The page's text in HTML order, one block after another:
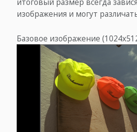
изображения и могут
Базовое изображение